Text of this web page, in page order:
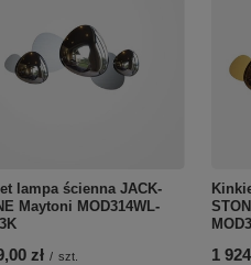
lampa ścienna JACK-
Maytoni MOD314WL-
zł / szt. 1